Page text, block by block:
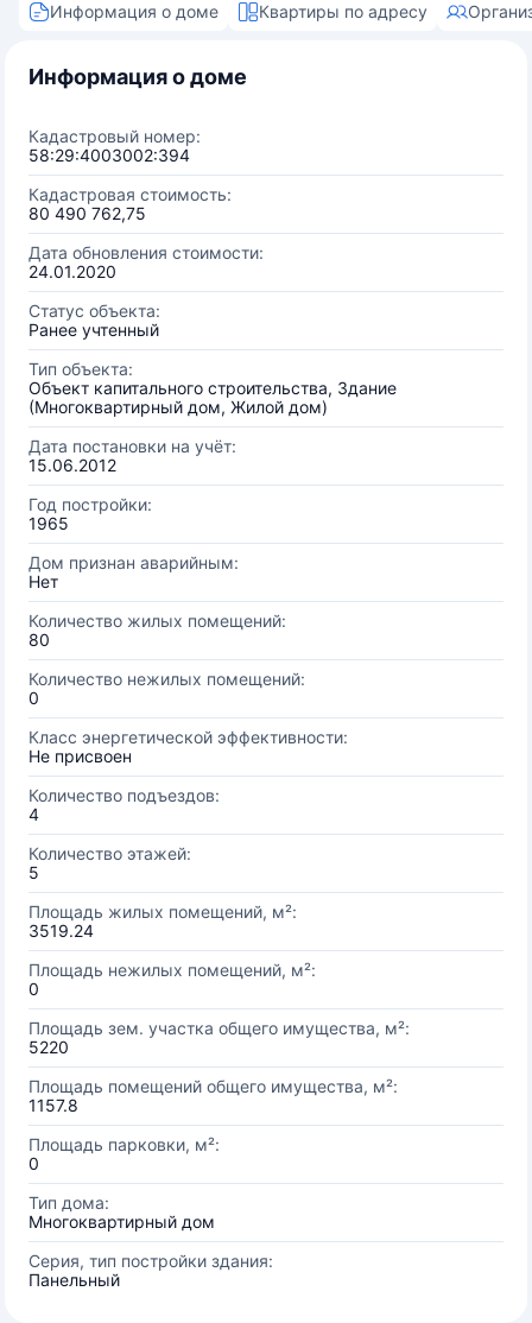
Информация о доме Квартиры по адресу
Информация о доме
Кадастровый номер:
58:29:4003002:394
Кадастровая стоимость:
80 490 762,75
Дата обновления стоимости:
24.01.2020
Статус объекта:
Ранее учтенный
Тип объекта:
Объект капитального строительства, Здание
(Многоквартирный дом, Жилой дом)
Дата постановки на учёт:
15.06.2012
Год постройки:
1965
Дом признан аварийным:
Нет
Количество жилых помещений:
80
Количество нежилых помещений:
0
Класс энергетической эффективности:
Не присвоен
Количество подъездов:
4
Количество этажей:
5
Площадь жилых помещений, м²:
3519.24
Площадь нежилых помещений, м²:
0
Площадь зем. участка общего имущества, м²:
5220
Площадь помещений общего имущества, м²:
1157.8
Площадь парковки, м²:
0
Тип дома:
Многоквартирный дом
Серия, тип постройки здания:
Панельный